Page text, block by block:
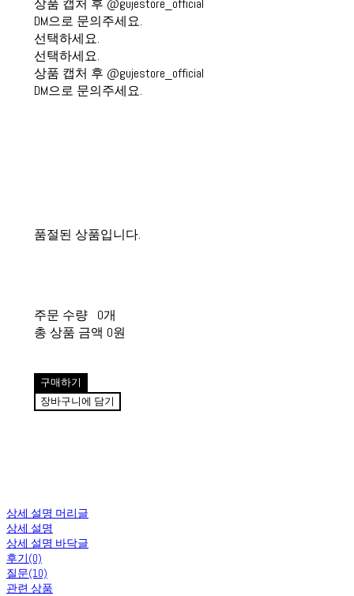
상품 캡처 후 @gujestore_official
DM으로 문의주세요.
선택하세요.
선택하세요.
상품 캡처 후 @gujestore_official
DM으로 문의주세요.
품절된 상품입니다.
주문 수량
0개
총 상품 금액 0원
구매하기
장바구니에 담기
상세 설명 머리글
상세 설명
상세 설명 바닥글
후기(0)
질문(10)
관련 상품